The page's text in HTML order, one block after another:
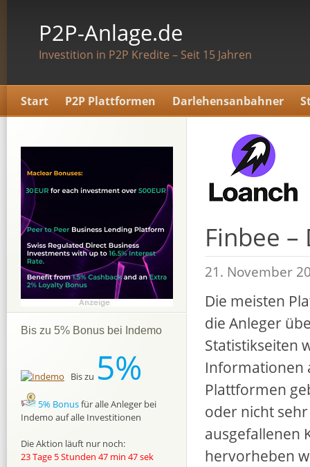
P2P-Anlage.de
Investition in P2P Kredite – Seit 15 Jahren
Start P2P Plattformen Darlehensanbahner
Finbee
21. November
Die meisten
die Anleger
Statistikseiten
Informationen
Plattformen
oder nicht
ausgefallenen
hervorheben
Bis zu 5% Bonus bei Indemo
Bis zu 5%
5% Bonusfür alle Anleger bei
Indemo auf alle Investitionen
Die Aktion läuft nur noch:
23 Tage 5 Stunden 47 min 46 sek